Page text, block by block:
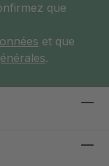
que
et que
.